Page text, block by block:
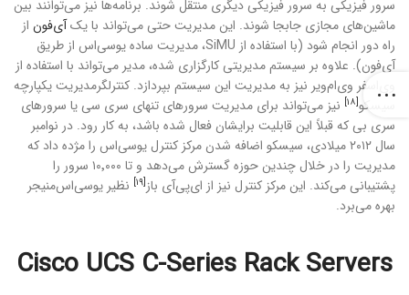
سرور فیزیکی به سرور فیزیکی دیگری منتقل شوند. برنامه‌ها نیز می‌توانند بین
ماشین‌های مجازی جابجا شوند. این مدیریت حتی می‌تواند با یکآی‌فون از
راه دور انجام شود (با استفاده از SiMU، مدیریت ساده یوسی‌اس از طریق
آی‌فون). علاوه بر سیستم مدیریتی کارگزاری شده، مدیر می‌تواند با استفاده از
وی‌اسفر وی‌ام‌ویر نیز به مدیریت این سیستم بپردازد. کنترلگرمدیریت یکپارچه
سیسکو[۱۸]
نیز می‌تواند برای مدیریت سرورهای تنهای سری سی یا سرورهای
سری بی که قبلاً این قابلیت برایشان فعال شده باشد، به کار رود. در نوامبر
سال ۲۰۱۲ میلادی، سیسکو اضافه شدن مرکز کنترل یوسی‌اس را مژده داد که
مدیریت را در خلال چندین حوزه گسترش می‌دهد و تا ۱۰٬۰۰۰ سرور را
پشتیبانی می‌کند. این مرکز کنترل نیز از ای‌پی‌آی باز[۱۹]
نظیر یوسی‌اس‌منیجر
بهره می‌برد.
Cisco UCS C-Series Rack Servers